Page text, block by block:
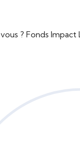
? Fonds Impact